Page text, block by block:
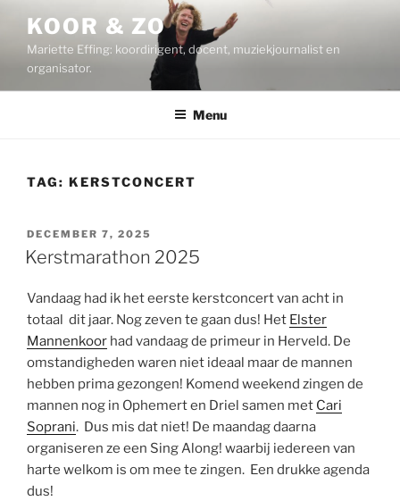
inhoud
KOOR & ZO
Mariette Effing: koordirigent, docent, muziekjournalist en
organisator.
Menu
TAG: KERSTCONCERT
GEPLAATST
OP
DECEMBER 7, 2025
Kerstmarathon 2025
Vandaag had ik het eerste kerstconcert van acht in
totaal dit jaar. Nog zeven te gaan dus! Het Elster
Mannenkoor had vandaag de primeur in Herveld. De
omstandigheden waren niet ideaal maar de mannen
hebben prima gezongen! Komend weekend zingen de
mannen nog in Ophemert en Driel samen met Cari
Soprani. Dus mis dat niet! De maandag daarna
organiseren ze een Sing Along! waarbij iedereen van
harte welkom is om mee te zingen. Een drukke agenda
dus!